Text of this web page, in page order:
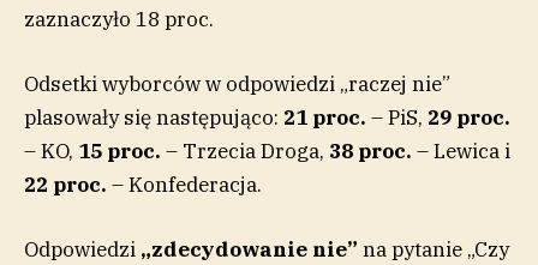
zaznaczyło 18 proc.
Odsetki wyborców w odpowiedzi „raczej nie”
plasowały się następująco: 21 proc. – PiS, 29 proc.
– KO, 15 proc. – Trzecia Droga, 38 proc. – Lewica i
22 proc. – Konfederacja.
Odpowiedzi „zdecydowanie nie” na pytanie „Czy